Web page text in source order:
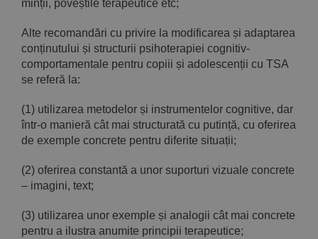
minții, poveștile terapeutice etc;
Alte recomandări cu privire la modificarea și adaptarea
conținutului și structurii psihoterapiei cognitiv-
comportamentale pentru copiii și adolescenții cu TSA
se referă la:
(1) utilizarea metodelor și instrumentelor cognitive, dar
într-o manieră cât mai structurată cu putință, cu oferirea
de exemple concrete pentru diferite situații;
(2) oferirea constantă a unor suporturi vizuale concrete
– imagini, text;
(3) utilizarea unor exemple și analogii cât mai concrete
pentru a ilustra anumite principii terapeutice;